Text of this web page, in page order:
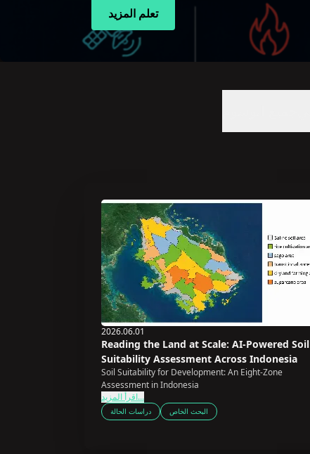
تعلم المزيد
2026.06.01
Reading the Land at Scale: AI-Powered Soil
Suitability Assessment Across Indonesia
Soil Suitability for Development: An Eight-Zone
Assessment in Indonesia
اقرأ المزيد...
دراسات الحالة البحث الخاص